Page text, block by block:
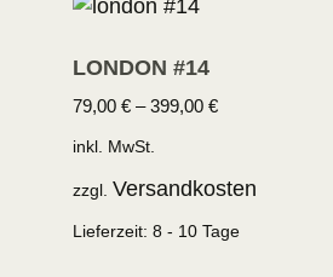
LONDON #14
79,00 €–399,00 €
inkl. MwSt.
zzgl. Versandkosten
Lieferzeit: 8 - 10 Tage